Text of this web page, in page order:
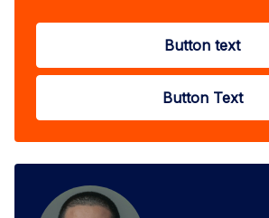
Button text
Button Text